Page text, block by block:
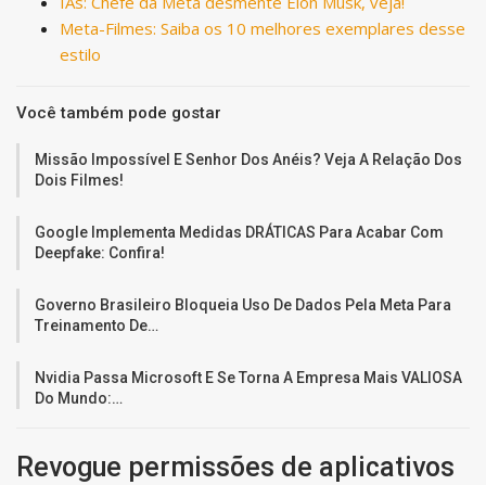
Meta-Filmes: Saiba os 10 melhores exemplares desse
estilo
Você também pode gostar
Missão Impossível E Senhor Dos Anéis? Veja A Relação Dos
Dois Filmes!
Google Implementa Medidas DRÁTICAS Para Acabar Com
Deepfake: Confira!
Governo Brasileiro Bloqueia Uso De Dados Pela Meta Para
Treinamento De…
Nvidia Passa Microsoft E Se Torna A Empresa Mais VALIOSA
Do Mundo:…
Revogue permissões de aplicativos